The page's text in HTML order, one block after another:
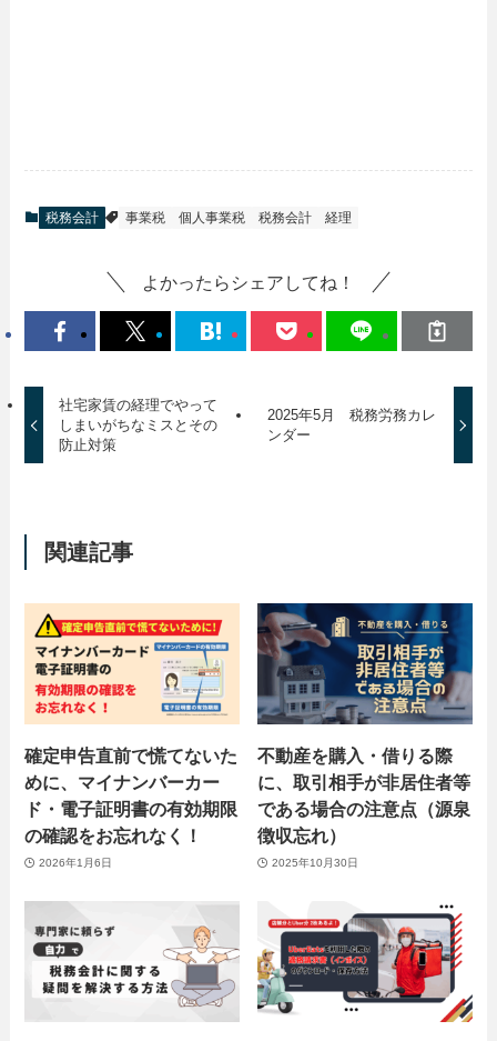
税務会計 事業税 個人事業税 税務会計 経理
よかったらシェアしてね！
社宅家賃の経理でやって
しまいがちなミスとその
防止対策
2025年5月 税務労務カレ
ンダー
関連記事
確定申告直前で慌てないた
めに、マイナンバーカー
ド・電子証明書の有効期限
の確認をお忘れなく！
2026年1月6日
不動産を購入・借りる際
に、取引相手が非居住者等
である場合の注意点（源泉
徴収忘れ）
2025年10月30日